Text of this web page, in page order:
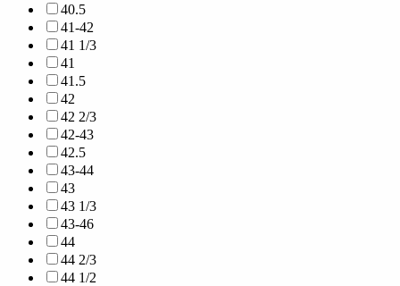
40.5
41-42
41 1/3
41
41.5
42
42 2/3
42-43
42.5
43-44
43
43 1/3
43-46
44
44 2/3
44 1/2